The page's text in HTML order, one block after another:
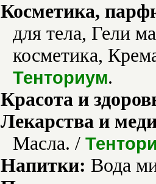
Косметика,
для тела, Гели
косметика,
Тенториум.
Красота и
Лекарства и
Масла. /
Напитки: Вода